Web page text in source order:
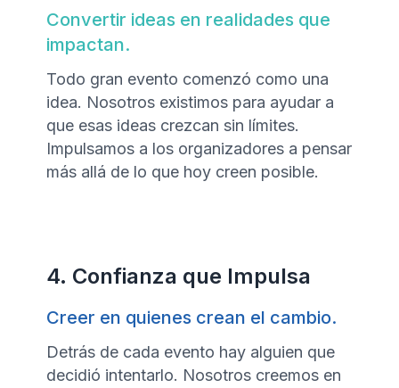
Convertir ideas en realidades que
impactan.
Todo gran evento comenzó como una
idea. Nosotros existimos para ayudar a
que esas ideas crezcan sin límites.
Impulsamos a los organizadores a pensar
más allá de lo que hoy creen posible.
4. Confianza que Impulsa
Creer en quienes crean el cambio.
Detrás de cada evento hay alguien que
decidió intentarlo. Nosotros creemos en